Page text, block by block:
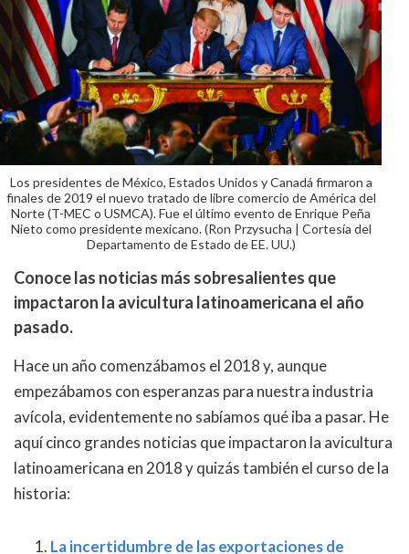
Los presidentes de México, Estados Unidos y Canadá firmaron a
finales de 2019 el nuevo tratado de libre comercio de América del
Norte (T-MEC o USMCA). Fue el último evento de Enrique Peña
Nieto como presidente mexicano. (Ron Przysucha | Cortesía del
Departamento de Estado de EE. UU.)
Conoce las noticias más sobresalientes que
impactaron la avicultura latinoamericana el año
pasado.
Hace un año comenzábamos el 2018 y, aunque
empezábamos con esperanzas para nuestra industria
avícola, evidentemente no sabíamos qué iba a pasar. He
aquí cinco grandes noticias que impactaron la avicultura
latinoamericana en 2018 y quizás también el curso de la
historia:
La incertidumbre de las exportaciones de